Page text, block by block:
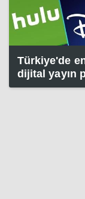
Türkiye'de
dijital yayın